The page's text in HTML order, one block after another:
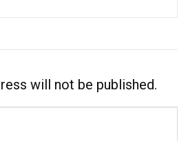
will not be published.